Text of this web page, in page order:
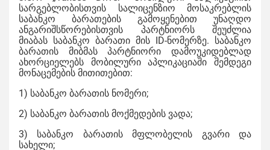
სარგებლობისთვის სალიცენზიო მოსაკრებლის
საბანკო ბარათების გამოყენებით უნაღდო
ანგარიშსწორებისთვის პარტნიორს შეუძლია
მიაბას საბანკო ბარათი მის ID-ნომერზე. საბანკო
ბარათის მიბმას პარტნიორი დამოუკიდებლად
ახორციელებს მობილური აპლიკაციაში შემდეგი
მონაცემების მითითებით:
1) საბანკო ბარათის ნომერი;
2) საბანკო ბარათის მოქმედების ვადა;
3) საბანკო ბარათის მფლობელის გვარი და
სახელი;